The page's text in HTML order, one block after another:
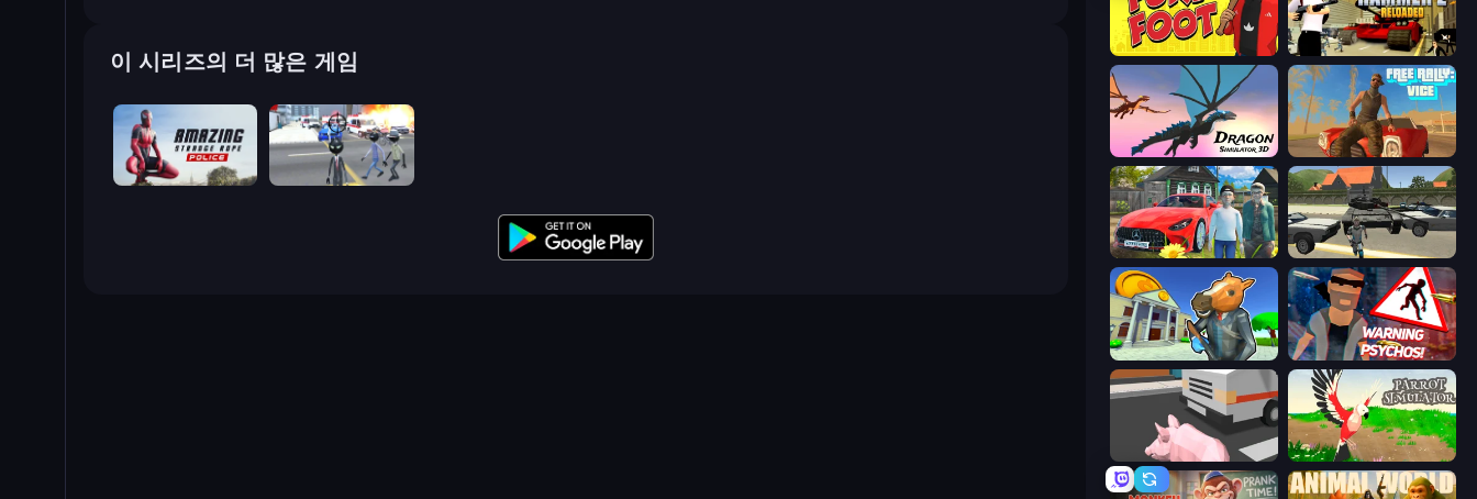
이 시리즈의 더 많은 게임
Amazing Strange Rope Police Amazing Crime Strange Stickman
Fury Foot Hammer 2
Dragon Simulator 3D Free Rally: Vice
Speedboy: History with Grandfather
Bank Robbery 3 City of Psychos
Crazy Pig Simulator Parrot Simulator